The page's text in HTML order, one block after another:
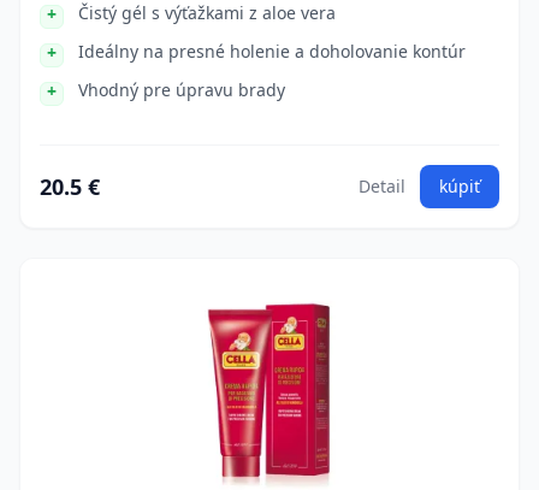
Čistý gél s výťažkami z aloe vera
Ideálny na presné holenie a doholovanie kontúr
Vhodný pre úpravu brady
20.5 € Detail kúpiť